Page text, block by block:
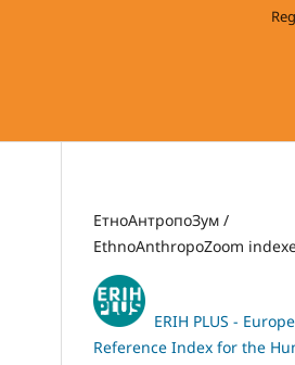
ЕтноАнтропоЗум /
EthnoAnthropoZoom
ERIH PLUS -
Reference Index for the